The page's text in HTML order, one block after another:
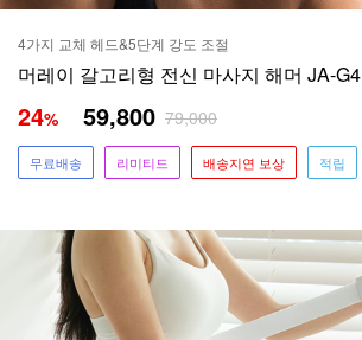
4가지 교체 헤드&5단계 강도 조절
머레이 갈고리형 전신 마사지 해머 JA-G4
24% 59,800 79,000
무료배송 리미티드 배송지연 보상 적립